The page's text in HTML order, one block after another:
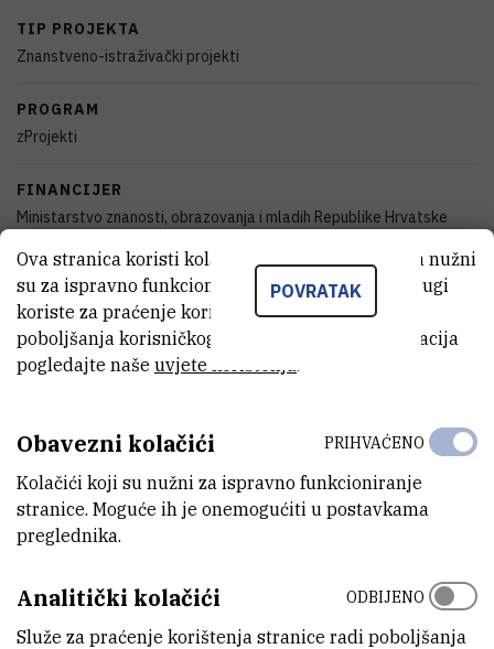
TIP PROJEKTA
Znanstveno-istraživački projekti
PROGRAM
zProjekti
FINANCIJER
Ministarstvo znanosti, obrazovanja i mladih Republike Hrvatske
DATUM POČETKA
1.1.2007.
DATUM ZAVRŠETKA
1.1.2009.
STATUS
Završen
IZNOS FINANCIRANJA
0EUR
VIŠE INFORMACIJA
POVRATAK
Ova stranica koristi kolačiće. Neki od tih kolačića nužni
su za ispravno funkcioniranje stranice, dok se drugi
koriste za praćenje korištenja stranice radi
poboljšanja korisničkog iskustva. Za više informacija
pogledajte naše uvjete korištenja.
Obavezni kolačići
Kolačići koji su nužni za ispravno funkcioniranje
stranice. Moguće ih je onemogućiti u postavkama
preglednika.
PRIHVAĆENO
Analitički kolačići
Služe za praćenje korištenja stranice radi poboljšanja
ODBIJENO